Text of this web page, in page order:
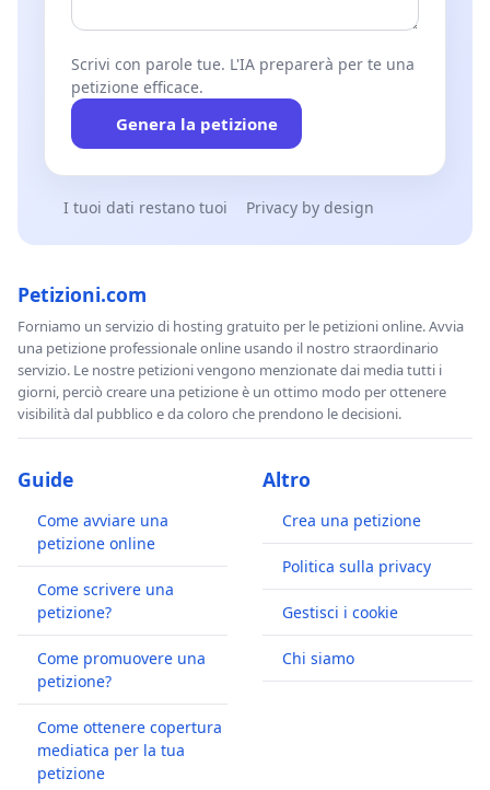
Scrivi con parole tue. L'IA preparerà per te una
petizione efficace.
Genera la petizione
I tuoi dati restano tuoi Privacy by design
Petizioni.com
Forniamo un servizio di hosting gratuito per le petizioni online. Avvia
una petizione professionale online usando il nostro straordinario
servizio. Le nostre petizioni vengono menzionate dai media tutti i
giorni, perciò creare una petizione è un ottimo modo per ottenere
visibilità dal pubblico e da coloro che prendono le decisioni.
Guide
Come avviare una
petizione online
Come scrivere una
petizione?
Come promuovere una
petizione?
Come ottenere copertura
mediatica per la tua
petizione
Altro
Crea una petizione
Politica sulla privacy
Gestisci i cookie
Chi siamo